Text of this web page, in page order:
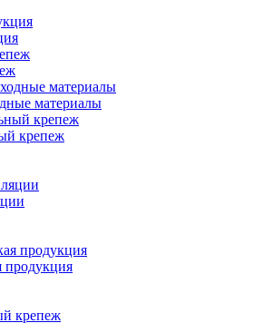
материалы
крепеж
продукция